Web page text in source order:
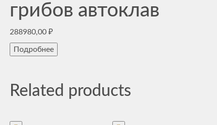
грибов автоклав
288980,00 ₽
Подробнее
Related products